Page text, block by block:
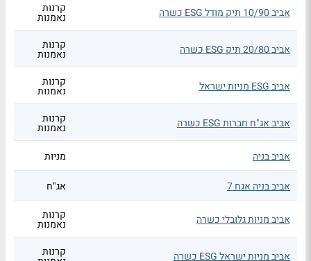
אביב 10/90 תיק מודל ESG כשרה קרנות
נאמנות
אביב 20/80 תיק ESG כשרה קרנות
נאמנות
אביב ESG מניות ישראל קרנות
נאמנות
אביב אג"ח חברות ESG כשרה קרנות
נאמנות
אביב בניה
מניות
אביב בניה אגח 7 אג"ח
אביב מניות גלובלי כשרה קרנות
נאמנות
אביב מניות ישראל ESG כשרה קרנות